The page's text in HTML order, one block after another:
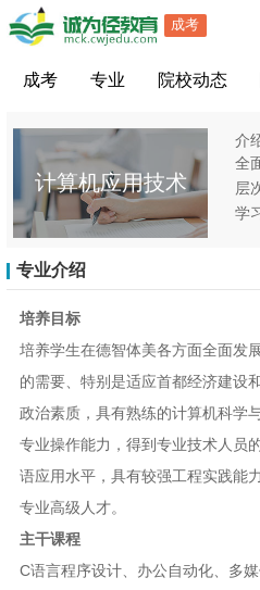
成考
成考 专业 院校动态
计算机应用技术
介
全
层
学
专业介绍
培养目标
培养学生在德智体美各方面全面发
的需要、特别是适应首都经济建设
政治素质，具有熟练的计算机科学
专业操作能力，得到专业技术人员
语应用水平，具有较强工程实践能
专业高级人才。
主干课程
C语言程序设计、办公自动化、多